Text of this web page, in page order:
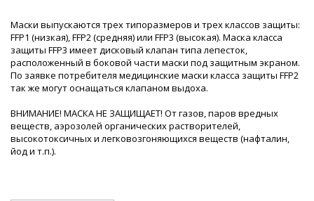
Маски выпускаются трех типоразмеров и трех классов защиты:
FFP1 (низкая), FFP2 (средняя) или FFP3 (высокая). Маска класса
защиты FFP3 имеет дисковый клапан типа лепесток,
расположенный в боковой части маски под защитным экраном.
По заявке потребителя медицинские маски класса защиты FFP2
так же могут оснащаться клапаном выдоха.
ВНИМАНИЕ! МАСКА НЕ ЗАЩИЩАЕТ! От газов, паров вредных
веществ, аэрозолей органических растворителей,
высокотоксичных и легковозгоняющихся веществ (нафталин,
йод и т.п.).